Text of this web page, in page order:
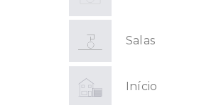
Salas
Início